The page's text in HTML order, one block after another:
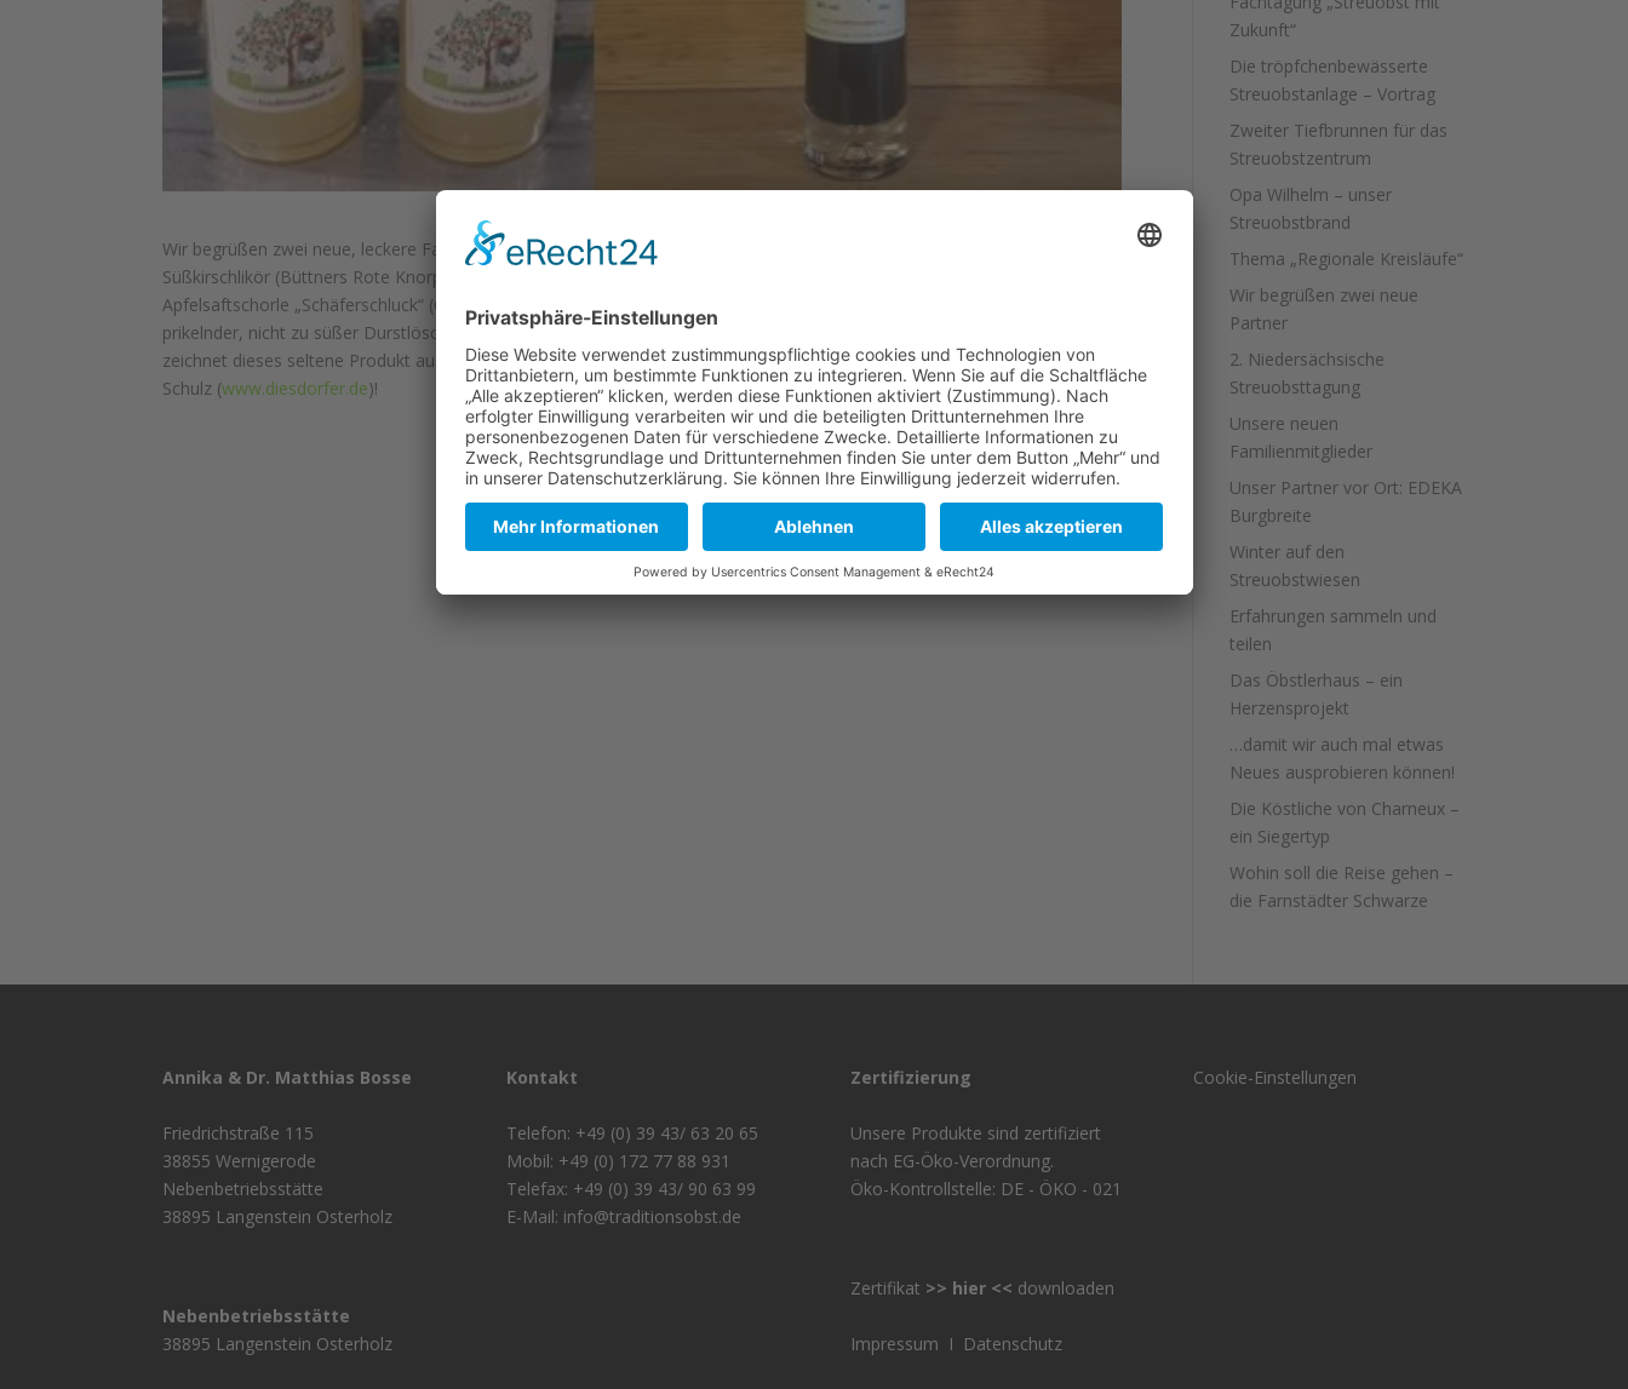
Wir begrüßen zwei neue, leckere Familienmitglieder in unserer Streuobstfamilie: Als Rarität für die Dame den
Süßkirschlikör (Büttners Rote Knorpelkirsche) „Kirschzwerg“ in der eleganten 0,2l-Flasche. Und unsere naturtrübe
Apfelsaftschorle „Schäferschluck“ (Cuvee aus Kaiser Wilhelm, Jakob Label, Geflammter Kardinal und Sämling) ist ein
prikelnder, nicht zu süßer Durstlöscher. Etwas Frucht am Flaschenboden als herzhafter Gruß von der Streuobstwiese
zeichnet dieses seltene Produkt aus. DANKE an unseren langjährigen, zuverlässigen Mostereipartner aus Diesdorf, Familie
Schulz (www.diesdorfer.de)!
Zukunft“
Die tröpfchenbewässerte
Streuobstanlage – Vortrag
Zweiter Tiefbrunnen für das
Streuobstzentrum
Opa Wilhelm – unser
Streuobstbrand
Thema „Regionale Kreisläufe“
Wir begrüßen zwei neue
Partner
2. Niedersächsische
Streuobsttagung
Unsere neuen
Familienmitglieder
Unser Partner vor Ort: EDEKA
Burgbreite
Winter auf den
Streuobstwiesen
Erfahrungen sammeln und
teilen
Das Öbstlerhaus – ein
Herzensprojekt
…damit wir auch mal etwas
Neues ausprobieren können!
Die Köstliche von Charneux –
ein Siegertyp
Wohin soll die Reise gehen –
die Farnstädter Schwarze
Annika & Dr. Matthias Bosse
Friedrichstraße 115
38855 Wernigerode
Nebenbetriebsstätte
38895 Langenstein Osterholz
Nebenbetriebsstätte
38895 Langenstein Osterholz
Kontakt
Telefon: +49 (0) 39 43/ 63 20 65
Mobil: +49 (0) 172 77 88 931
Telefax: +49 (0) 39 43/ 90 63 99
E-Mail: info@traditionsobst.de
Zertifizierung
Unsere Produkte sind zertifiziert
nach EG-Öko-Verordnung.
Öko-Kontrollstelle: DE - ÖKO - 021
Zertifikat >> hier << downloaden
Impressum I Datenschutz
Cookie-Einstellungen